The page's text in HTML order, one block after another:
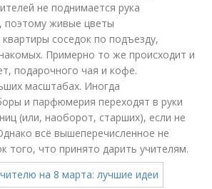
не поднимается рука
поэтому живые цветы
соседок по подъезду,
Примерно то же происходит и
подарочного чая и кофе.
масштабах. Иногда
и парфюмерия переходят в руки
(или, наоборот, старших), если не
всё вышеперечисленное не
того, что принято дарить учителям.